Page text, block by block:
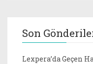
Son
Lexpera’da Geçen